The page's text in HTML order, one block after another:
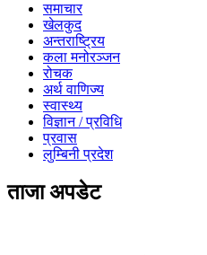
समाचार
खेलकुद
अन्तराष्ट्रिय
कला मनोरञ्जन
रोचक
अर्थ वाणिज्य
स्वास्थ्य
विज्ञान / प्रविधि
प्रवास
लुम्बिनी प्रदेश
ताजा अपडेट